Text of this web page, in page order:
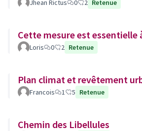
Jhean Rictus 0 2 Retenue
Cette mesure est essentielle
Loris 0 2 Retenue
Plan climat et revêtement
Francois 1 5 Retenue
Chemin des Libellules